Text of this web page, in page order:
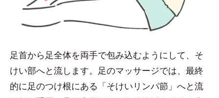
足首から足全体を両手で包み込むようにして、そ
けい部へと流します。足のマッサージでは、最終
的に足のつけ根にある「そけいリンパ節」へと流